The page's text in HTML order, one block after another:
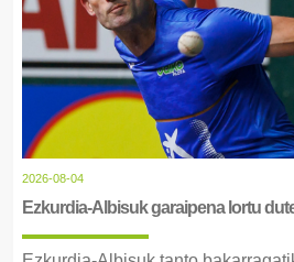
2026-08-04
Ezkurdia-Albisuk garaipena lortu